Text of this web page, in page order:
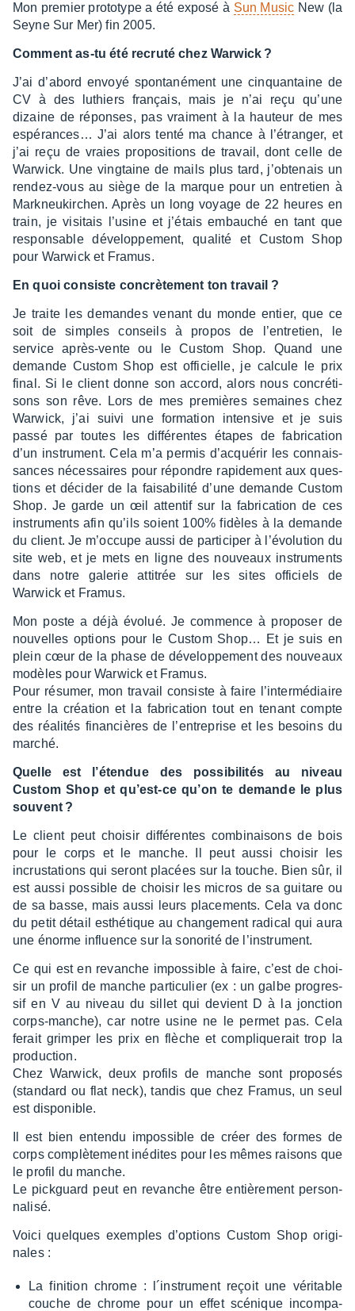
Mon premier proto­type a été exposé à Sun Music New (la
Seyne Sur Mer) fin 2005.
Comment as-tu été recruté chez Warwick ?
J’ai d’abord envoyé spon­ta­né­ment une cinquan­taine de
CV à des luthiers français, mais je n’ai reçu qu’une
dizaine de réponses, pas vrai­ment à la hauteur de mes
espé­ran­ces… J’ai alors tenté ma chance à l’étran­ger, et
j’ai reçu de vraies propo­si­tions de travail, dont celle de
Warwick. Une ving­taine de mails plus tard, j’ob­te­nais un
rendez-vous au siège de la marque pour un entre­tien à
Mark­neu­kir­chen. Après un long voyage de 22 heures en
train, je visi­tais l’usine et j’étais embau­ché en tant que
respon­sable déve­lop­pe­ment, qualité et Custom Shop
pour Warwick et Framus.
En quoi consiste concrè­te­ment ton travail ?
Je traite les demandes venant du monde entier, que ce
soit de simples conseils à propos de l’en­tre­tien, le
service après-vente ou le Custom Shop. Quand une
demande Custom Shop est offi­cielle, je calcule le prix
final. Si le client donne son accord, alors nous concré­ti­
sons son rêve. Lors de mes premières semaines chez
Warwick, j’ai suivi une forma­tion inten­sive et je suis
passé par toutes les diffé­rentes étapes de fabri­ca­tion
d’un instru­ment. Cela m’a permis d’ac­qué­rir les connais­
sances néces­saires pour répondre rapi­de­ment aux ques­
tions et déci­der de la faisa­bi­lité d’une demande Custom
Shop. Je garde un œil atten­tif sur la fabri­ca­tion de ces
instru­ments afin qu’ils soient 100% fidèles à la demande
du client. Je m’oc­cupe aussi de parti­ci­per à l’évo­lu­tion du
site web, et je mets en ligne des nouveaux instru­ments
dans notre gale­rie atti­trée sur les sites offi­ciels de
Warwick et Framus.
Mon poste a déjà évolué. Je commence à propo­ser de
nouvelles options pour le Custom Shop… Et je suis en
plein cœur de la phase de déve­lop­pe­ment des nouveaux
modèles pour Warwick et Framus.
Pour résu­mer, mon travail consiste à faire l’in­ter­mé­diaire
entre la créa­tion et la fabri­ca­tion tout en tenant compte
des réali­tés finan­cières de l’en­tre­prise et les besoins du
marché.
Quelle est l’éten­due des possi­bi­li­tés au niveau
Custom Shop et qu’est-ce qu’on te demande le plus
souvent ?
Le client peut choi­sir diffé­rentes combi­nai­sons de bois
pour le corps et le manche. Il peut aussi choi­sir les
incrus­ta­tions qui seront placées sur la touche. Bien sûr, il
est aussi possible de choi­sir les micros de sa guitare ou
de sa basse, mais aussi leurs place­ments. Cela va donc
du petit détail esthé­tique au chan­ge­ment radi­cal qui aura
une énorme influence sur la sono­rité de l’ins­tru­ment.
Ce qui est en revanche impos­sible à faire, c’est de choi­
sir un profil de manche parti­cu­lier (ex : un galbe progres­
sif en V au niveau du sillet qui devient D à la jonc­tion
corps-manche), car notre usine ne le permet pas. Cela
ferait grim­per les prix en flèche et complique­rait trop la
produc­tion.
Chez Warwick, deux profils de manche sont propo­sés
(stan­dard ou flat neck), tandis que chez Framus, un seul
est dispo­nible.
Il est bien entendu impos­sible de créer des formes de
corps complè­te­ment inédites pour les mêmes raisons que
le profil du manche.
Le pick­guard peut en revanche être entiè­re­ment person­
na­lisé.
Voici quelques exemples d’op­tions Custom Shop origi­
nales :
La fini­tion chrome : l´ins­tru­ment reçoit une véri­table
couche de chrome pour un effet scénique incom­pa­